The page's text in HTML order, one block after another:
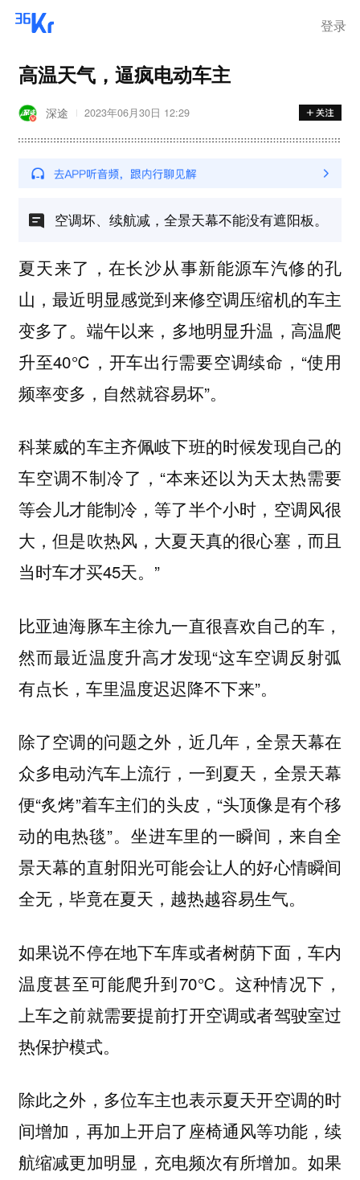
登录
高温天气，逼疯电动车主
深途 2023年06月30日 12:29
空调坏、续航减，全景天幕不能没有遮阳板。
夏天来了，在长沙从事新能源车汽修的孔
山，最近明显感觉到来修空调压缩机的车主
变多了。端午以来，多地明显升温，高温爬
升至40℃，开车出行需要空调续命，“使用
频率变多，自然就容易坏”。
科莱威的车主齐佩岐下班的时候发现自己的
车空调不制冷了，“本来还以为天太热需要
等会儿才能制冷，等了半个小时，空调风很
大，但是吹热风，大夏天真的很心塞，而且
当时车才买45天。”
比亚迪海豚车主徐九一直很喜欢自己的车，
然而最近温度升高才发现“这车空调反射弧
有点长，车里温度迟迟降不下来”。
除了空调的问题之外，近几年，全景天幕在
众多电动汽车上流行，一到夏天，全景天幕
便“炙烤”着车主们的头皮，“头顶像是有个移
动的电热毯”。坐进车里的一瞬间，来自全
景天幕的直射阳光可能会让人的好心情瞬间
全无，毕竟在夏天，越热越容易生气。
如果说不停在地下车库或者树荫下面，车内
温度甚至可能爬升到70℃。这种情况下，
上车之前就需要提前打开空调或者驾驶室过
热保护模式。
除此之外，多位车主也表示夏天开空调的时
间增加，再加上开启了座椅通风等功能，续
航缩减更加明显，充电频次有所增加。如果